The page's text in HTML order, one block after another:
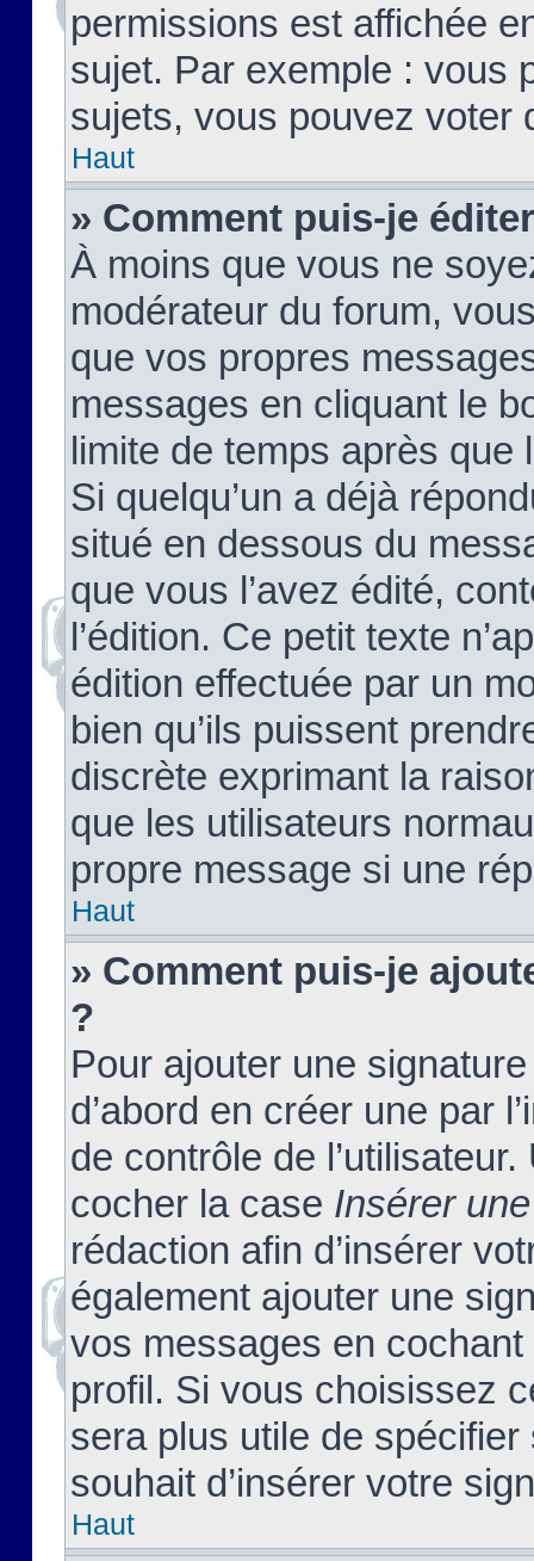
permissions est affichée
sujet. Par exemple : vous
sujets, vous pouvez voter
Haut
» Comment puis-je
À moins que vous ne
modérateur du forum,
que vos propres
messages en cliquant le
limite de temps après que
Si quelqu’un a déjà
situé en dessous du
que vous l’avez édité,
l’édition. Ce petit texte
édition effectuée par un
bien qu’ils puissent
discrète exprimant la
que les utilisateurs
propre message si une
Haut
» Comment puis-je
?
Pour ajouter une
d’abord en créer une par
de contrôle de
cocher la case Insérer
rédaction afin d’insérer
également ajouter une
vos messages en
profil. Si vous choisissez
sera plus utile de
souhait d’insérer votre
Haut